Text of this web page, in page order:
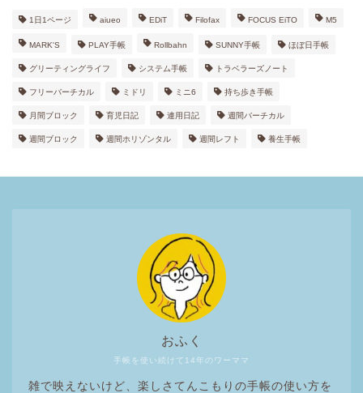
1日1ページ aiueo EDiT Filofax FOCUS EiTO M5
MARK'S PLAY手帳 Rollbahn SUNNY手帳 ほぼ日手帳
グリーティングライフ システム手帳 トラベラーズノート
フリーバーチカル ミドリ ミニ6 持ち歩き手帳
月間ブロック 育児日記 連用日記 週間バーチカル
週間ブロック 週間ホリゾンタル 週間レフト 養生手帳
手帳を使い続けて14年のワーママ
おふく
雑で映えないけど、楽しさてんこもりの手帳の使い方を